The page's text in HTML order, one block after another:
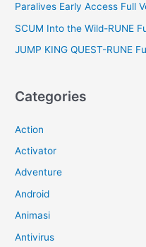
Paralives Early Access Full
SCUM Into the Wild-RUNE
JUMP KING QUEST-RUNE
Categories
Action
Activator
Adventure
Android
Animasi
Antivirus